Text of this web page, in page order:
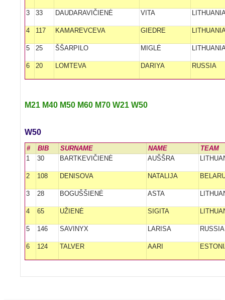
3 33 DAUDARAVIČIENĖ VITA
4 117 KAMAREVCEVA GIEDRE
5 25 ŠŠARPILO MIGLĖ
6 20 LOMTEVA DARIYA RUSSIA
M21 M40 M50 M60 M70 W21 W50
W50
# BIB SURNAME NAME
TEAM
1
30 BARTKEVIČIENĖ AUŠŠRA
2 108 DENISOVA NATALIJA
3 28 BOGUŠŠIENĖ ASTA
4 65 UŽIENĖ SIGITA
5 146 SAVINYX LARISA RUSSIA
6 124 TALVER AARI